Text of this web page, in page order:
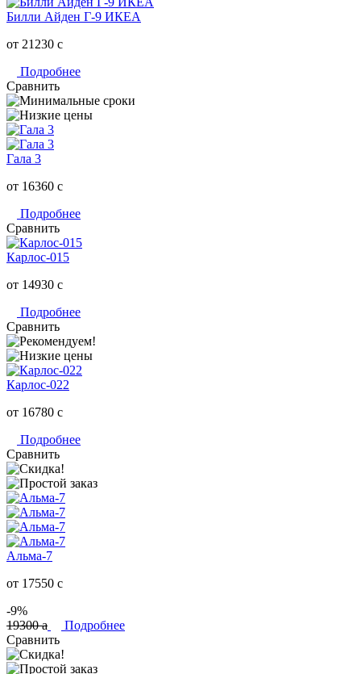
Билли Айден Г-9 ИКЕА
от 21230 c
Подробнее
Сравнить
Гала 3
от 16360 c
Подробнее
Сравнить
Карлос-015
от 14930 c
Подробнее
Сравнить
Карлос-022
от 16780 c
Подробнее
Сравнить
Альма-7
от 17550 c
-9%
19300a
Подробнее
Сравнить